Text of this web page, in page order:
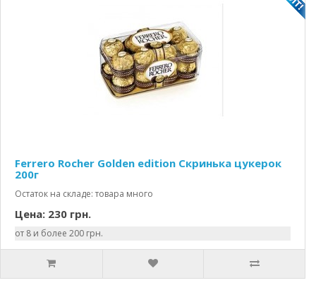
Ferrero Rocher Golden edition Скринька цукерок
200г
Остаток на складе: товара много
Цена: 230 грн.
от 8 и более 200 грн.